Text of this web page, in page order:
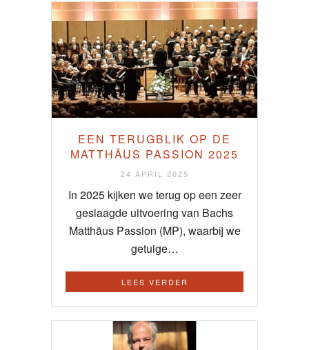
EEN TERUGBLIK OP DE
MATTHÄUS PASSION 2025
24 APRIL 2025
In 2025 kijken we terug op een zeer
geslaagde uitvoering van Bachs
Matthäus Passion (MP), waarbij we
getuige…
LEES VERDER